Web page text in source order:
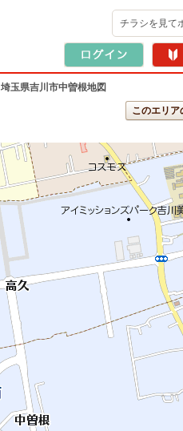
チラシを見て
埼玉県吉川市中曽根地図
このエリア